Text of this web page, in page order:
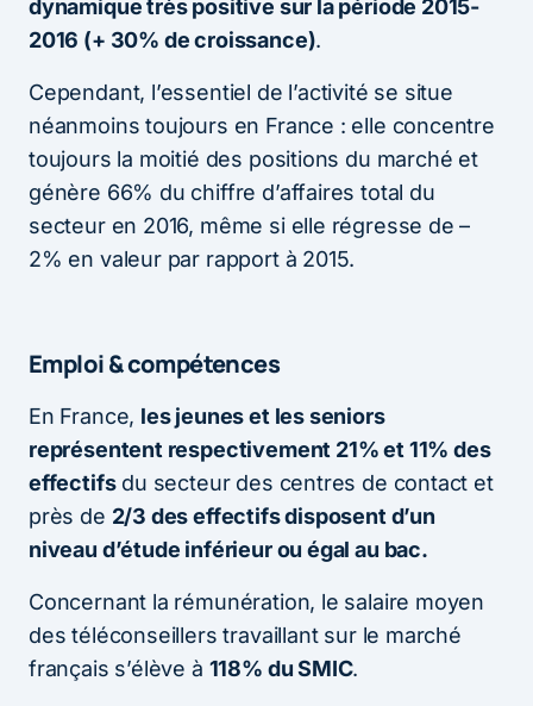
dynamique très positive sur la période 2015-
2016 (+ 30% de croissance).
Cependant, l’essentiel de l’activité se situe
néanmoins toujours en France : elle concentre
toujours la moitié des positions du marché et
génère 66% du chiffre d’affaires total du
secteur en 2016, même si elle régresse de –
2% en valeur par rapport à 2015.
Emploi & compétences
En France, les jeunes et les seniors
représentent respectivement 21% et 11% des
effectifsdu secteur des centres de contact et
près de 2/3 des effectifs disposent d’un
niveau d’étude inférieur ou égal au bac.
Concernant la rémunération, le salaire moyen
des téléconseillers travaillant sur le marché
français s’élève à 118% du SMIC.